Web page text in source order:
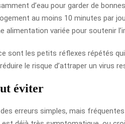
d’eau pour garder de
au moins 10 minutes par
alimentation variée pour soutenir
sont les petits réflexes répétés
le risque d’attraper un virus
éviter
erreurs simples, mais